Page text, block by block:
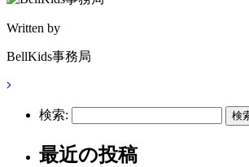
Written by
BellKids事務局
検索:
最近の投稿